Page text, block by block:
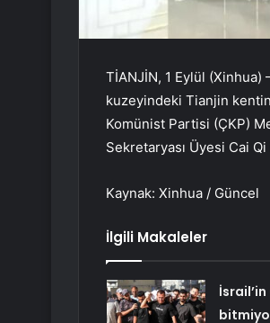
TİANJİN, 1 Eylül
kuzeyindeki Tianjin
Komünist Partisi (ÇKP)
Sekretaryası Üyesi Cai
Kaynak: Xinhua / Güncel
İlgili Makaleler
İsrail’in